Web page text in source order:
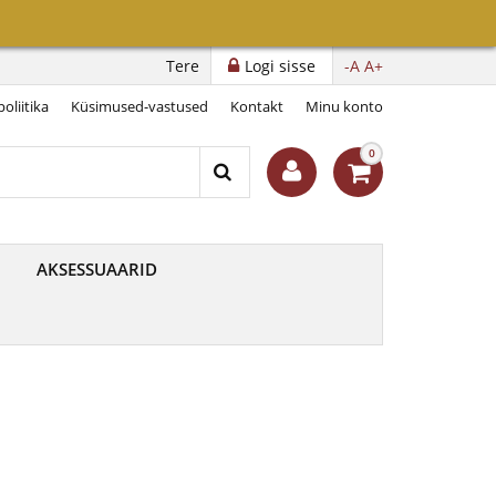
-A A+
Logi sisse
Tere
Küsimused-vastused Kontakt Minu konto
0
AKSESSUAARID